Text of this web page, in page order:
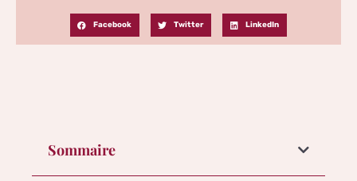
Facebook Twitter LinkedIn
Sommaire